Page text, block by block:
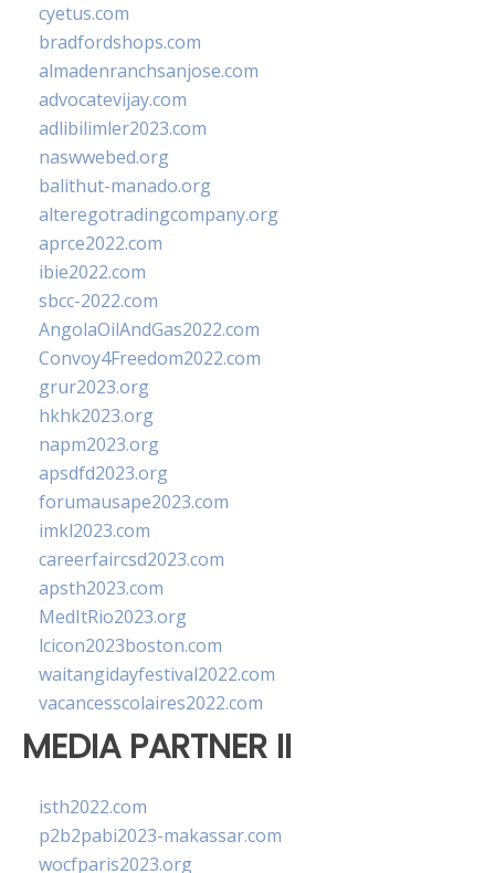
cyetus.com
bradfordshops.com
almadenranchsanjose.com
advocatevijay.com
adlibilimler2023.com
naswwebed.org
balithut-manado.org
alteregotradingcompany.org
aprce2022.com
ibie2022.com
sbcc-2022.com
AngolaOilAndGas2022.com
Convoy4Freedom2022.com
grur2023.org
hkhk2023.org
napm2023.org
apsdfd2023.org
forumausape2023.com
imkl2023.com
careerfaircsd2023.com
apsth2023.com
MedItRio2023.org
lcicon2023boston.com
waitangidayfestival2022.com
vacancesscolaires2022.com
MEDIA PARTNER II
isth2022.com
p2b2pabi2023-makassar.com
wocfparis2023.org